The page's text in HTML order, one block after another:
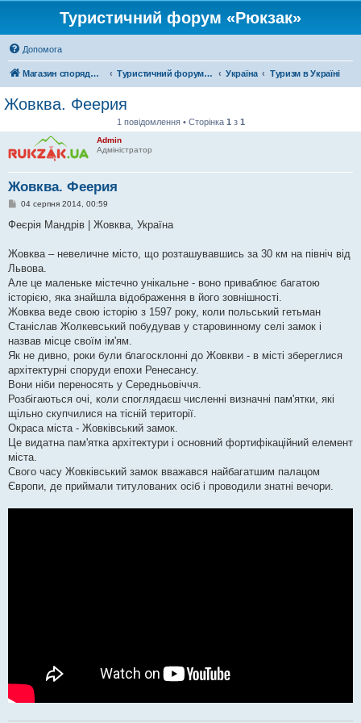
Туристичний форум «Рюкзак»
Допомога
Магазин спорядження Туристичний форум «Рюкзак» Україна Туризм в Україні
Жовква. Феерия
1 повідомлення • Сторінка 1 з 1
Admin
Адміністратор
Жовква. Феерия
П
в
о
л
е
н
я
04 серпня 2014, 00:59
Феєрія Мандрів | Жовква, Україна
Жовква – невеличне місто, що розташувавшись за 30 км на північ від
Львова.
Але це маленьке містечно унікальне - воно приваблює багатою
історією, яка знайшла відображення в його зовнішності.
Жовква веде свою історію з 1597 року, коли польський гетьман
Станіслав Жолкевський побудував у старовинному селі замок і
назвав місце своїм ім'ям.
Як не дивно, роки були благосклонні до Жовкви - в місті збереглися
архітектурні споруди епохи Ренесансу.
Вони ніби переносять у Середньовіччя.
Розбігаються очі, коли споглядаєш численні визначні пам'ятки, які
щільно скупчилися на тісній території.
Окраса міста - Жовківський замок.
Це видатна пам'ятка архітектури і основний фортифікаційний елемент
міста.
Свого часу Жовківський замок вважався найбагатшим палацом
Європи, де приймали титулованих осіб і проводили знатні вечори.